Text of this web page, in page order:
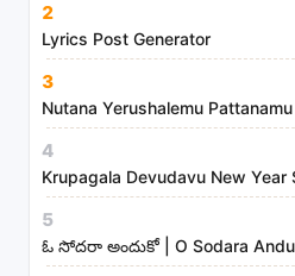
2
Lyrics Post Generator
3
Nutana Yerushalemu
4
Krupagala Devudavu New Year
5
ఓ సోదరా అందుకో | O Sodara